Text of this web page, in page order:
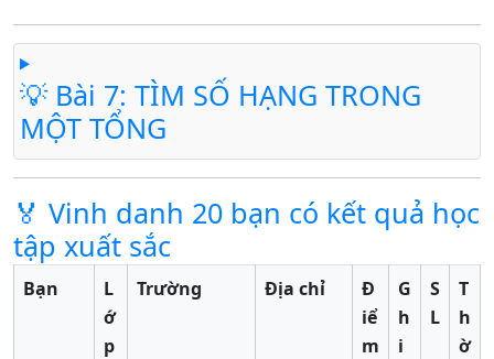
💡 Bài 7: TÌM SỐ HẠNG TRONG
MỘT TỔNG
🏅 Vinh danh 20 bạn có kết quả học
tập xuất sắc
Bạn
L
ớ
p
Trường Địa chỉ
Đ
iể
m
G
h
i
S
L
T
h
ờ